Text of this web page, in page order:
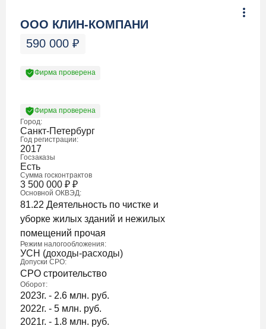
ООО КЛИН-КОМПАНИ
590 000 ₽
Фирма проверена
Фирма проверена
Город:
Санкт-Петербург
Год регистрации:
2017
Госзаказы
Есть
Сумма госконтрактов
3 500 000 ₽ ₽
Основной ОКВЭД:
81.22 Деятельность по чистке и
уборке жилых зданий и нежилых
помещений прочая
Режим налогообложения:
УСН (доходы-расходы)
Допуски СРО:
СРО строительство
Оборот:
2023г. - 2.6 млн. руб.
2022г. - 5 млн. руб.
2021г. - 1.8 млн. руб.